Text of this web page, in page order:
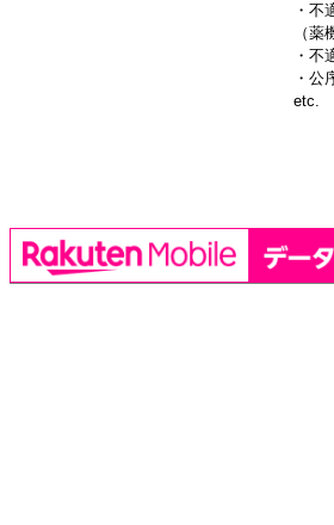
・不
（
・不
・公
etc.